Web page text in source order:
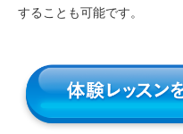
することも可能です。